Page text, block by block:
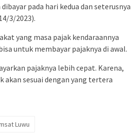
pada hari kedua dan seterusnya
3/2023).
yang masa pajak kendaraannya
untuk membayar pajaknya di awal.
pajaknya lebih cepat. Karena,
akan sesuai dengan yang tertera
Luwu